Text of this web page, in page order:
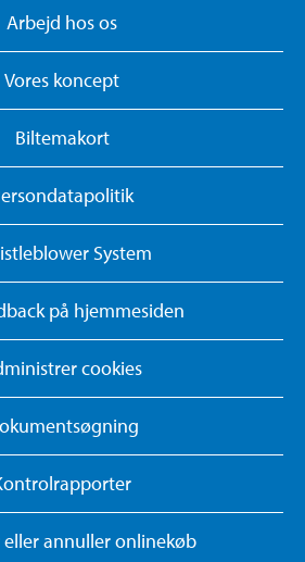
Arbejd hos os
Vores koncept
Biltemakort
System
på hjemmesiden
cookies
eller annuller onlinekøb